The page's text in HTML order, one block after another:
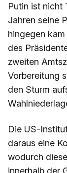
Putin ist nicht
Jahren seine
hingegen
des
zweiten
Vorbereitung
den Sturm
Die US-
daraus eine
wodurch
innerhalb der